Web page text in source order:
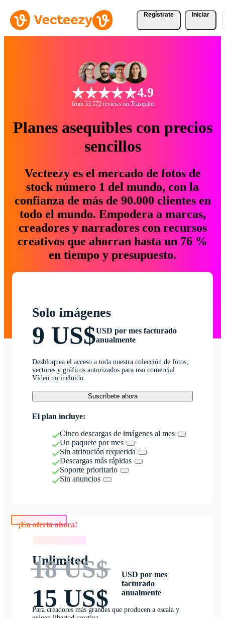
Regístrate Iniciar
4.9
from 33.572 reviews on Trustpilot
Planes asequibles con precios
sencillos
Vecteezy es el mercado de fotos de
stock número 1 del mundo, con la
confianza de más de 90.000 clientes en
todo el mundo. Empodera a marcas,
creadores y narradores con recursos
creativos que ahorran hasta un 76 %
en tiempo y presupuesto.
Solo imágenes
9 US$USD por mes facturado
anualmente
Desbloquea el acceso a toda nuestra colección de fotos,
vectores y gráficos autorizados para uso comercial.
Vídeo no incluido.
Suscríbete ahora
El plan incluye:
Cinco descargas de imágenes al mes
Un paquete por mes
Sin atribución requerida
Descargas más rápidas
Soporte prioritario
Sin anuncios
Unlimited
18 US$
15 US$
USD por mes
facturado
anualmente
Para creadores más grandes que producen a escala y